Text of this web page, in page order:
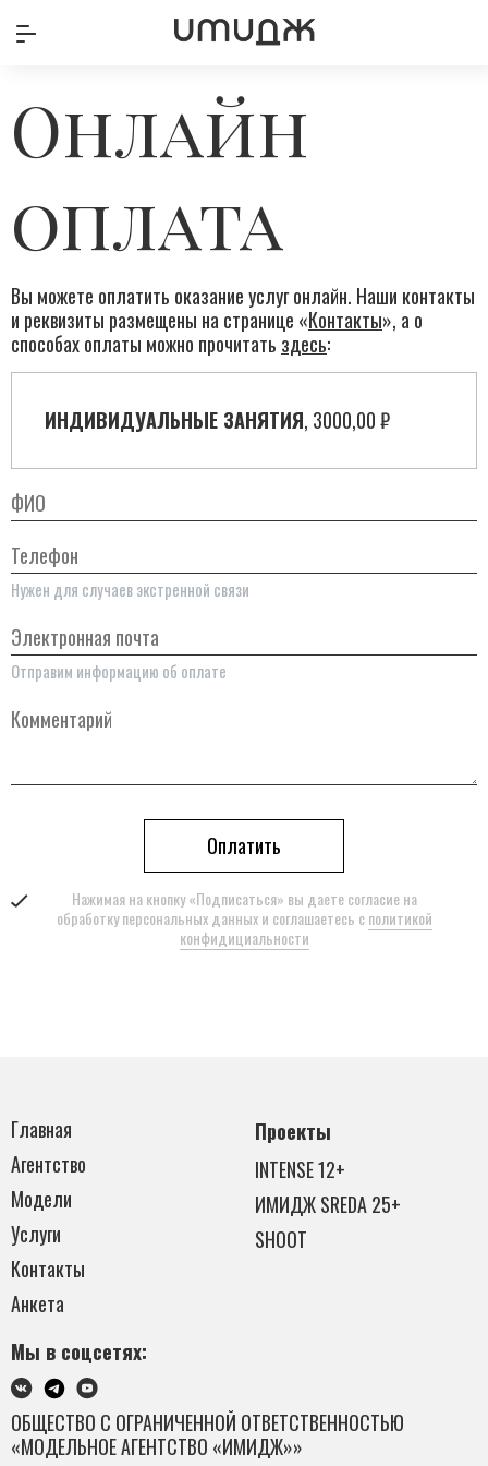
Онлайн
оплата
Вы можете оплатить оказание услуг онлайн. Наши контакты
и реквизиты размещены на странице «Контакты», а о
способах оплаты можно прочитать здесь:
ИНДИВИДУАЛЬНЫЕ ЗАНЯТИЯ, 3000,00 ₽
ФИО
Телефон
Нужен для случаев экстренной связи
Электронная почта
Отправим информацию об оплате
Комментарий
Оплатить
Нажимая на кнопку «Подписаться» вы даете согласие на
обработку персональных данных и соглашаетесь сполитикой
конфидициальности
Главная
Агентство
Модели
Услуги
Контакты
Анкета
Проекты
INTENSE 12+
ИМИДЖ SREDA 25+
SHOOT
Мы в соцсетях:
ОБЩЕСТВО С ОГРАНИЧЕННОЙ ОТВЕТСТВЕННОСТЬЮ
«МОДЕЛЬНОЕ АГЕНТСТВО «ИМИДЖ»»